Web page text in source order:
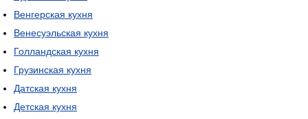
Венгерская кухня
Венесуэльская кухня
Голландская кухня
Грузинская кухня
Датская кухня
Детская кухня